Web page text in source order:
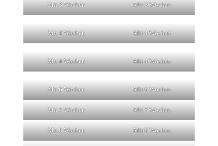
Mit 3 Wochen Mit 3 Wochen
Mit 4 Wochen Mit 4 Wochen
Mit 4 Wochen Mit 4 Wochen
Mit 6 Wochen Mit 6 Wochen
Mit 7 Wochen Mit 7 Wochen
Mit 8 Wochen Mit 8 Wochen